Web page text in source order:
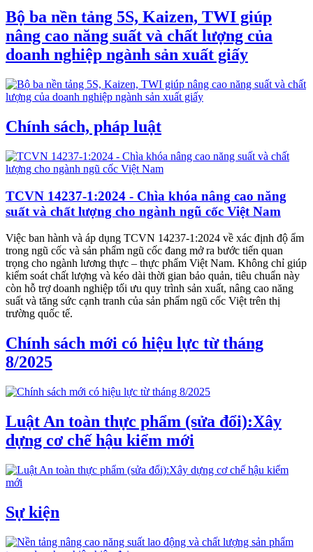
Bộ ba nền tảng 5S, Kaizen, TWI giúp
nâng cao năng suất và chất lượng của
doanh nghiệp ngành sản xuất giấy
Chính sách, pháp luật
TCVN 14237-1:2024 - Chìa khóa nâng cao năng
suất và chất lượng cho ngành ngũ cốc Việt Nam
Việc ban hành và áp dụng TCVN 14237-1:2024 về xác định độ ẩm
trong ngũ cốc và sản phẩm ngũ cốc đang mở ra bước tiến quan
trọng cho ngành lương thực – thực phẩm Việt Nam. Không chỉ giúp
kiểm soát chất lượng và kéo dài thời gian bảo quản, tiêu chuẩn này
còn hỗ trợ doanh nghiệp tối ưu quy trình sản xuất, nâng cao năng
suất và tăng sức cạnh tranh của sản phẩm ngũ cốc Việt trên thị
trường quốc tế.
Chính sách mới có hiệu lực từ tháng
8/2025
Luật An toàn thực phẩm (sửa đổi):Xây
dựng cơ chế hậu kiểm mới
Sự kiện